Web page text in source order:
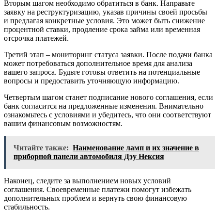
Вторым шагом необходимо обратиться в банк. Направьте
заявку на реструктуризацию, указав причины своей просьбы
и предлагая конкретные условия. Это может быть снижение
процентной ставки, продление срока займа или временная
отсрочка платежей.
Третий этап – мониторинг статуса заявки. После подачи банка
может потребоваться дополнительное время для анализа
вашего запроса. Будьте готовы ответить на потенциальные
вопросы и предоставить уточняющую информацию.
Четвертым шагом станет подписание нового соглашения, если
банк согласится на предложенные изменения. Внимательно
ознакомьтесь с условиями и убедитесь, что они соответствуют
вашим финансовым возможностям.
Читайте также: Наименование ламп и их значение в
приборной панели автомобиля Дэу Нексия
Наконец, следите за выполнением новых условий
соглашения. Своевременные платежи помогут избежать
дополнительных проблем и вернуть свою финансовую
стабильность.